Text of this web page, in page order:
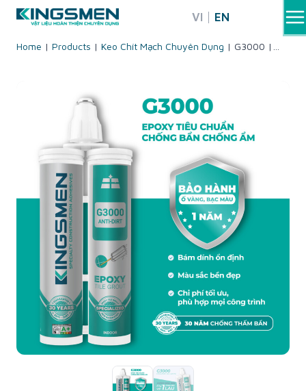
Skip
content
VI EN
Home | Products | Keo Chít Mạch Chuyên Dụng | G3000 |